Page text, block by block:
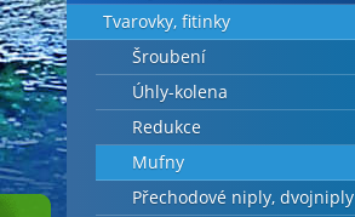
Tvarovky, fitinky
Šroubení
Úhly-kolena
Redukce
Mufny
Přechodové niply, dvojniply